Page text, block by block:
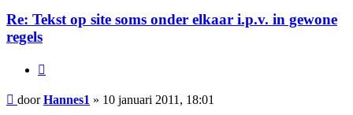
Re: Tekst op site soms onder elkaar i.p.v. in gewone
regels
Bericht
doorHannes1 » 10 januari 2011, 18:01